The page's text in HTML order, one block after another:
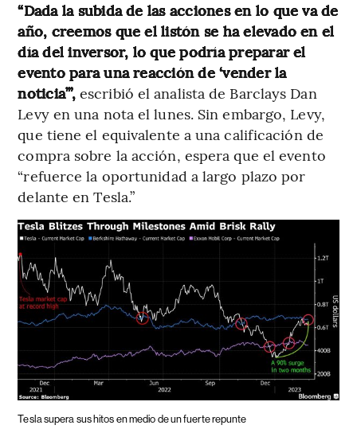
“Dada la subida de las acciones en lo que va de
año, creemos que el listón se ha elevado en el
día del inversor, lo que podría preparar el
evento para una reacción de ‘vender la
noticia’”,escribió el analista de Barclays Dan
Levy en una nota el lunes. Sin embargo, Levy,
que tiene el equivalente a una calificación de
compra sobre la acción, espera que el evento
“refuerce la oportunidad a largo plazo por
delante en Tesla.”
Tesla supera sus hitos en medio de un fuerte repunte